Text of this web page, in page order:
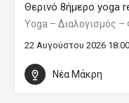
Θερινό 8ήμερο yoga
Yoga – Διαλογισμός
22 Αυγούστου 2026
Νέα Μάκρη